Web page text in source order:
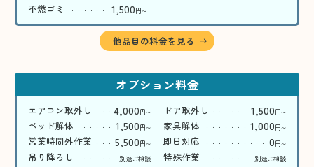
不燃ゴミ 1,500円〜
他品目の料金を見る
オプション料金
エアコン取外し 4,000円〜 ドア取外し 1,500円〜
ベッド解体 1,500円〜 家具解体 1,000円〜
営業時間外作業 5,500円〜 即日対応 0円〜
吊り降ろし 別途ご相談 特殊作業 別途ご相談